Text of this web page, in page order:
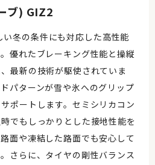
ブ) GIZ2
冬の条件にも対応した高性能
優れたブレーキング性能と操縦
最新の技術が駆使されていま
パターンが雪や氷へのグリップ
ポートします。セミシリカコン
でもしっかりとした接地性能を
面や凍結した路面でも安心して
さらに、タイヤの剛性バランス